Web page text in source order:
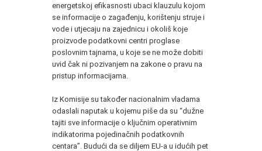
energetskoj efikasnosti ubaci klauzulu kojom
se informacije o zagađenju, korištenju struje i
vode i utjecaju na zajednicu i okoliš koje
proizvode podatkovni centri proglase
poslovnim tajnama, u koje se ne može dobiti
uvid čak ni pozivanjem na zakone o pravu na
pristup informacijama.
Iz Komisije su također nacionalnim vladama
odaslali naputak u kojemu piše da su “dužne
tajiti sve informacije o ključnim operativnim
indikatorima pojedinačnih podatkovnih
centara”. Budući da se diljem EU-a u idućih pet